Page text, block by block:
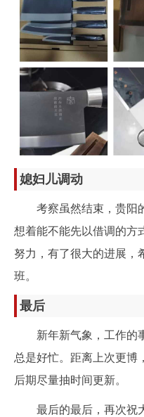
媳妇儿调动
考察虽然结束，贵阳
想着能不能先以借调的方
努力，有了很大的进展，
班。
最后
新年新气象，工作的
总是好忙。距离上次更博
后期尽量抽时间更新。
最后的最后，再次祝